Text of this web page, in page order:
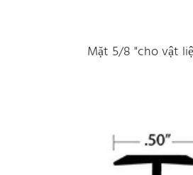
Mặt 5/8 "cho vật